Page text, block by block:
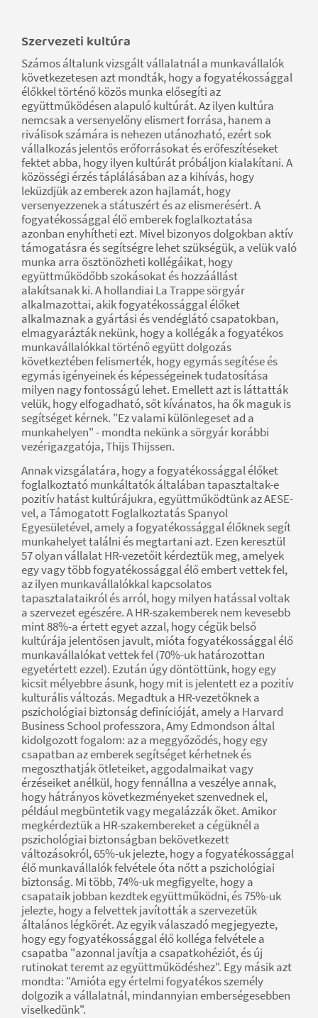
Szervezeti kultúra
Számos általunk vizsgált vállalatnál a munkavállalók
következetesen azt mondták, hogy a fogyatékossággal
élőkkel történő közös munka elősegíti az
együttműködésen alapuló kultúrát. Az ilyen kultúra
nemcsak a versenyelőny elismert forrása, hanem a
riválisok számára is nehezen utánozható, ezért sok
vállalkozás jelentős erőforrásokat és erőfeszítéseket
fektet abba, hogy ilyen kultúrát próbáljon kialakítani. A
közösségi érzés táplálásában az a kihívás, hogy
leküzdjük az emberek azon hajlamát, hogy
versenyezzenek a státuszért és az elismerésért. A
fogyatékossággal élő emberek foglalkoztatása
azonban enyhítheti ezt. Mivel bizonyos dolgokban aktív
támogatásra és segítségre lehet szükségük, a velük való
munka arra ösztönözheti kollégáikat, hogy
együttműködőbb szokásokat és hozzáállást
alakítsanak ki. A hollandiai La Trappe sörgyár
alkalmazottai, akik fogyatékossággal élőket
alkalmaznak a gyártási és vendéglátó csapatokban,
elmagyarázták nekünk, hogy a kollégák a fogyatékos
munkavállalókkal történő együtt dolgozás
következtében felismerték, hogy egymás segítése és
egymás igényeinek és képességeinek tudatosítása
milyen nagy fontosságú lehet. Emellett azt is láttatták
velük, hogy elfogadható, sőt kívánatos, ha ők maguk is
segítséget kérnek. "Ez valami különlegeset ad a
munkahelyen" - mondta nekünk a sörgyár korábbi
vezérigazgatója, Thijs Thijssen.
Annak vizsgálatára, hogy a fogyatékossággal élőket
foglalkoztató munkáltatók általában tapasztaltak-e
pozitív hatást kultúrájukra, együttműködtünk az AESE-
vel, a Támogatott Foglalkoztatás Spanyol
Egyesületével, amely a fogyatékossággal élőknek segít
munkahelyet találni és megtartani azt. Ezen keresztül
57 olyan vállalat HR-vezetőit kérdeztük meg, amelyek
egy vagy több fogyatékossággal élő embert vettek fel,
az ilyen munkavállalókkal kapcsolatos
tapasztalataikról és arról, hogy milyen hatással voltak
a szervezet egészére. A HR-szakemberek nem kevesebb
mint 88%-a értett egyet azzal, hogy cégük belső
kultúrája jelentősen javult, mióta fogyatékossággal élő
munkavállalókat vettek fel (70%-uk határozottan
egyetértett ezzel). Ezután úgy döntöttünk, hogy egy
kicsit mélyebbre ásunk, hogy mit is jelentett ez a pozitív
kulturális változás. Megadtuk a HR-vezetőknek a
pszichológiai biztonság definícióját, amely a Harvard
Business School professzora, Amy Edmondson által
kidolgozott fogalom: az a meggyőződés, hogy egy
csapatban az emberek segítséget kérhetnek és
megoszthatják ötleteiket, aggodalmaikat vagy
érzéseiket anélkül, hogy fennállna a veszélye annak,
hogy hátrányos következményeket szenvednek el,
például megbüntetik vagy megalázzák őket. Amikor
megkérdeztük a HR-szakembereket a cégüknél a
pszichológiai biztonságban bekövetkezett
változásokról, 65%-uk jelezte, hogy a fogyatékossággal
élő munkavállalók felvétele óta nőtt a pszichológiai
biztonság. Mi több, 74%-uk megfigyelte, hogy a
csapataik jobban kezdtek együttműködni, és 75%-uk
jelezte, hogy a felvettek javították a szervezetük
általános légkörét. Az egyik válaszadó megjegyezte,
hogy egy fogyatékossággal élő kolléga felvétele a
csapatba "azonnal javítja a csapatkohéziót, és új
rutinokat teremt az együttműködéshez". Egy másik azt
mondta: "Amióta egy értelmi fogyatékos személy
dolgozik a vállalatnál, mindannyian emberségesebben
viselkedünk".